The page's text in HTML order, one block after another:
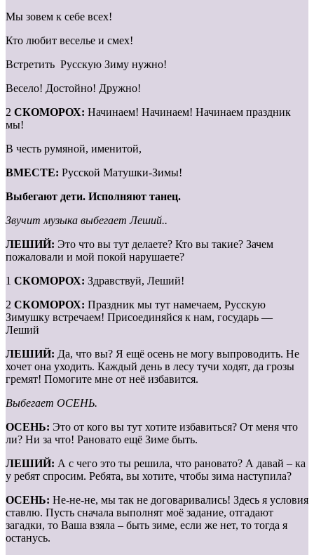
Мы зовем к себе всех!
Кто любит веселье и смех!
Встретить Русскую Зиму нужно!
Весело! Достойно! Дружно!
2 СКОМОРОХ: Начинаем! Начинаем! Начинаем праздник
мы!
В честь румяной, именитой,
ВМЕСТЕ: Русской Матушки-Зимы!
Выбегают дети. Исполняют танец.
Звучит музыка выбегает Леший..
ЛЕШИЙ: Это что вы тут делаете? Кто вы такие? Зачем
пожаловали и мой покой нарушаете?
1 СКОМОРОХ: Здравствуй, Леший!
2 СКОМОРОХ: Праздник мы тут намечаем, Русскую
Зимушку встречаем! Присоединяйся к нам, государь —
Леший
ЛЕШИЙ: Да, что вы? Я ещё осень не могу выпроводить. Не
хочет она уходить. Каждый день в лесу тучи ходят, да грозы
гремят! Помогите мне от неё избавится.
Выбегает ОСЕНЬ.
ОСЕНЬ: Это от кого вы тут хотите избавиться? От меня что
ли? Ни за что! Рановато ещё Зиме быть.
ЛЕШИЙ: А с чего это ты решила, что рановато? А давай – ка
у ребят спросим. Ребята, вы хотите, чтобы зима наступила?
ОСЕНЬ: Не-не-не, мы так не договаривались! Здесь я условия
ставлю. Пусть сначала выполнят моё задание, отгадают
загадки, то Ваша взяла – быть зиме, если же нет, то тогда я
останусь.